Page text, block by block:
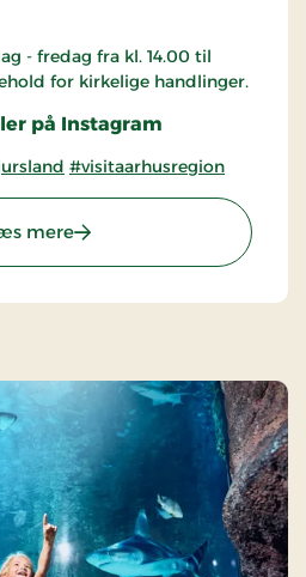
- fredag fra kl. 14.00 til
for kirkelige handlinger.
på Instagram
#visitaarhusregion
mere: Grenaa Kirke